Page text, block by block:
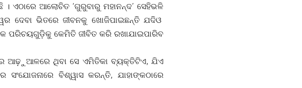
ଏଠାରେ ଆଲୋଚିତ ‘ଗୁରୁବାରୁ ମହାନନ୍ଦ’ ସେହିଭଳି
ଦେବା ଭିତରେ ଜୀବନକୁ ଖୋଜିପାଇଛନ୍ତି ଯଦିଓ
ପରିଚୟଗୁଡ଼ିକୁ କେମିତି ଜୀବିତ କରି ରଖାଯାଇପାରିବ
ଆଢ଼ୁଆଳରେ ଥିବା ସେ ଏମିତିକା ବ୍ୟକ୍ତିଟିଏ, ଯିଏ
ବିଶ୍ୱାସ କରନ୍ତି, ଯାହାଙ୍କଠାରେ